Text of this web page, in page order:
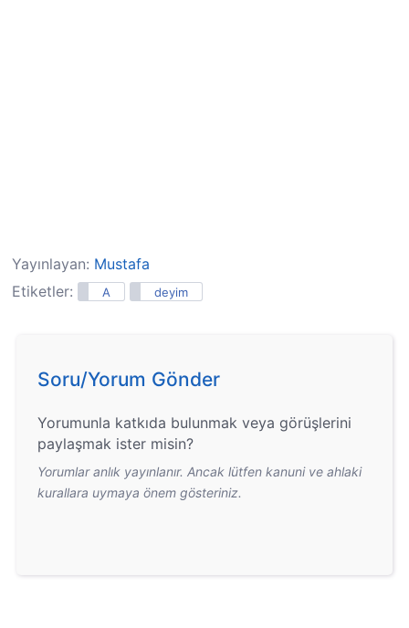
Yayınlayan: Mustafa
Etiketler:
A deyim
Soru/Yorum Gönder
Yorumunla katkıda bulunmak veya görüşlerini
paylaşmak ister misin?
Yorumlar anlık yayınlanır. Ancak lütfen kanuni ve ahlaki
kurallara uymaya önem gösteriniz.